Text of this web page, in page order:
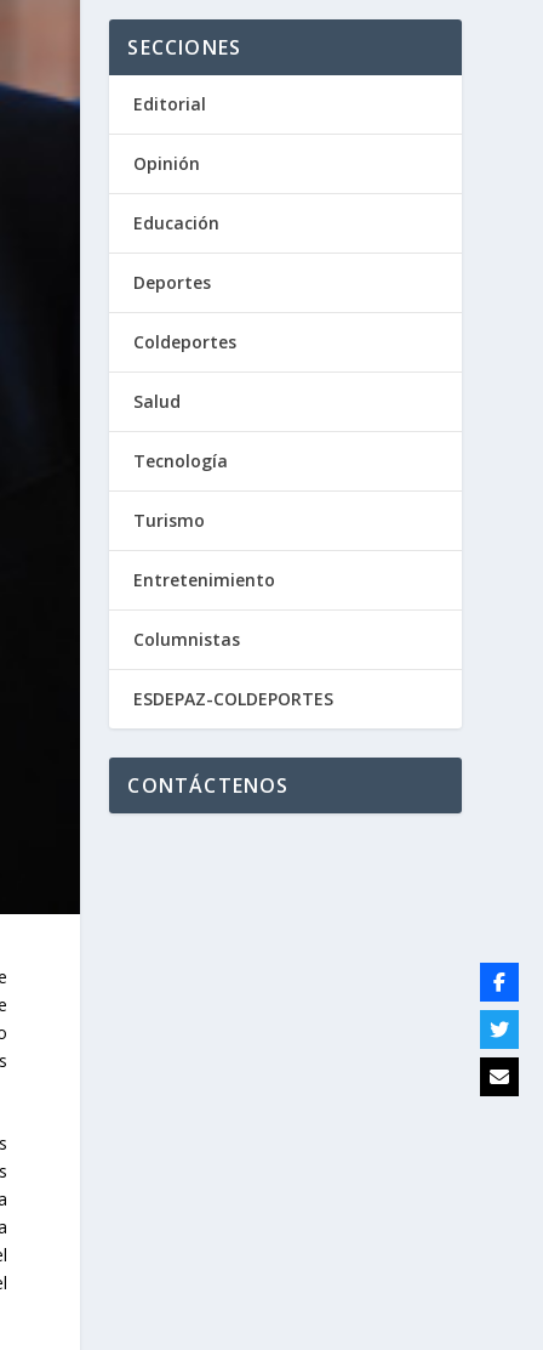
SECCIONES
Editorial
Opinión
Educación
Deportes
Coldeportes
Salud
Tecnología
Turismo
Entretenimiento
Columnistas
ESDEPAZ-COLDEPORTES
CONTÁCTENOS